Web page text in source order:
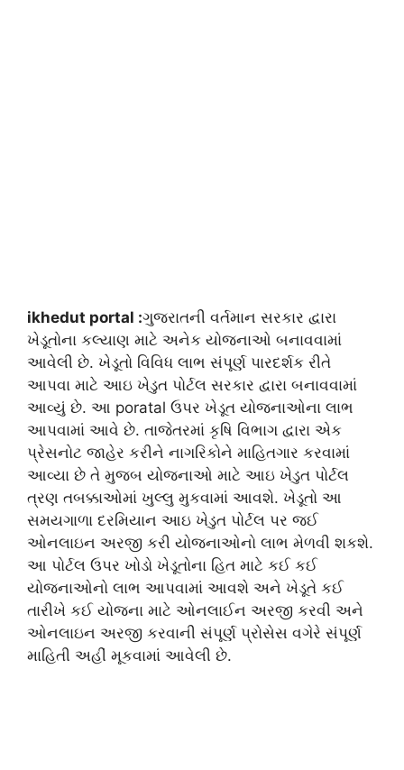
ikhedut portal :ગુજરાતની વર્તમાન સરકાર દ્વારા
ખેડૂતોના કલ્યાણ માટે અનેક યોજનાઓ બનાવવામાં
આવેલી છે. ખેડૂતો વિવિધ લાભ સંપૂર્ણ પારદર્શક રીતે
આપવા માટે આઇ ખેડુત પોર્ટલ સરકાર દ્વારા બનાવવામાં
આવ્યું છે. આ poratal ઉપર ખેડૂત યોજનાઓના લાભ
આપવામાં આવે છે. તાજેતરમાં કૃષિ વિભાગ દ્વારા એક
પ્રેસનોટ જાહેર કરીને નાગરિકોને માહિતગાર કરવામાં
આવ્યા છે તે મુજબ યોજનાઓ માટે આઇ ખેડુત પોર્ટલ
ત્રણ તબક્કાઓમાં ખુલ્લુ મુકવામાં આવશે. ખેડૂતો આ
સમયગાળા દરમિયાન આઇ ખેડુત પોર્ટલ પર જઈ
ઓનલાઇન અરજી કરી યોજનાઓનો લાભ મેળવી શકશે.
આ પોર્ટલ ઉપર ખોડો ખેડૂતોના હિત માટે કઈ કઈ
યોજનાઓનો લાભ આપવામાં આવશે અને ખેડૂતે કઈ
તારીખે કઈ યોજના માટે ઓનલાઈન અરજી કરવી અને
ઓનલાઇન અરજી કરવાની સંપૂર્ણ પ્રોસેસ વગેરે સંપૂર્ણ
માહિતી અહીં મૂકવામાં આવેલી છે.